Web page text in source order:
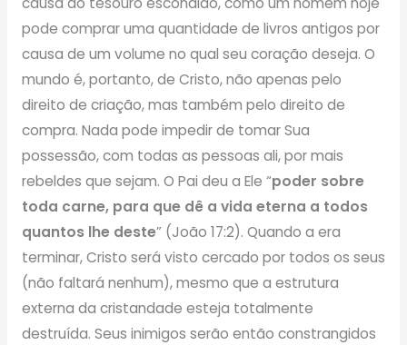
pode comprar uma quantidade de livros antigos por
causa de um volume no qual seu coração deseja. O
mundo é, portanto, de Cristo, não apenas pelo
direito de criação, mas também pelo direito de
compra. Nada pode impedir de tomar Sua
possessão, com todas as pessoas ali, por mais
rebeldes que sejam. O Pai deu a Ele “poder sobre
toda carne, para que dê a vida eterna a todos
quantos lhe deste” (João 17:2). Quando a era
terminar, Cristo será visto cercado por todos os seus
(não faltará nenhum), mesmo que a estrutura
externa da cristandade esteja totalmente
destruída. Seus inimigos serão então constrangidos